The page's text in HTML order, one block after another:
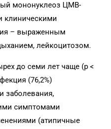
мононуклеоз ЦМВ-
клиническими
– выраженным
лейкоцитозом.
до семи лет чаще (р <
(76,2%)
заболевания,
симптомами
(атипичные